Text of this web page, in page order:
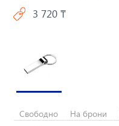
3 720 ₸
Свободно На брони